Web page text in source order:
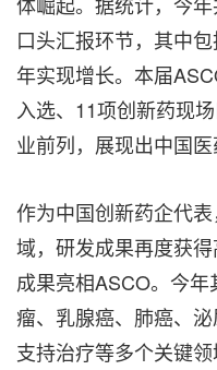
口头汇报环节，其中
年实现增长。本届
入选、11项创新药现
业前列，展现出中国医
作为中国创新药企代
域，研发成果再度获
成果亮相ASCO。今
瘤、乳腺癌、肺癌、
支持治疗等多个关键领